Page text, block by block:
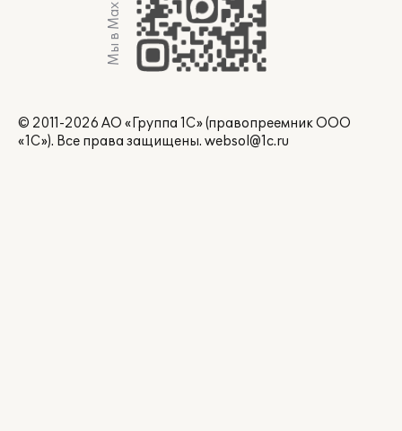
Мы в Max
© 2011-2026 АО «Группа 1С» (правопреемник ООО
«1С»). Все права защищены. websol@1c.ru